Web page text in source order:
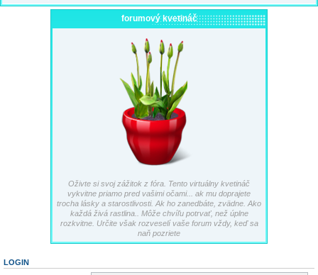
forumový kvetináč
Oživte si svoj zážitok z fóra. Tento virtuálny kvetináč
vykvitne priamo pred vašimi očami... ak mu doprajete
trocha lásky a starostlivosti. Ak ho zanedbáte, zvädne. Ako
každá živá rastlina.. Môže chvíľu potrvať, než úplne
rozkvitne. Určite však rozveselí vaše forum vždy, keď sa
naň pozriete
LOGIN